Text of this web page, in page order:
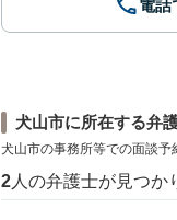
電話
犬山市に所在する弁
犬山市の事務所等での面談予
2 人の弁護士が見つか